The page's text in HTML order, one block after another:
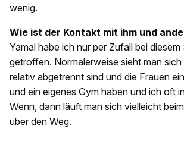
wenig.
Wie ist der Kontakt mit ihm und
Yamal habe ich nur per Zufall bei
getroffen. Normalerweise sieht man
relativ abgetrennt sind und die Frauen
und ein eigenes Gym haben und ich oft
Wenn, dann läuft man sich vielleicht
über den Weg.